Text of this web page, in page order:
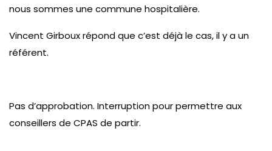
nous sommes une commune hospitalière.
Vincent Girboux répond que c’est déjà le cas, il y a un
référent.
Pas d’approbation. Interruption pour permettre aux
conseillers de CPAS de partir.